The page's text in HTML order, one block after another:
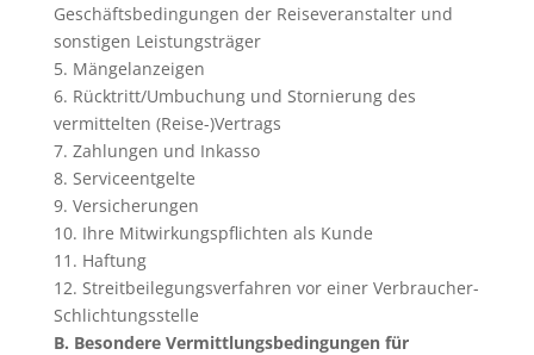
Geschäftsbedingungen der Reiseveranstalter und
sonstigen Leistungsträger
5. Mängelanzeigen
6. Rücktritt/Umbuchung und Stornierung des
vermittelten (Reise-)Vertrags
7. Zahlungen und Inkasso
8. Serviceentgelte
9. Versicherungen
10. Ihre Mitwirkungspflichten als Kunde
11. Haftung
12. Streitbeilegungsverfahren vor einer Verbraucher-
Schlichtungsstelle
B. Besondere Vermittlungsbedingungen für